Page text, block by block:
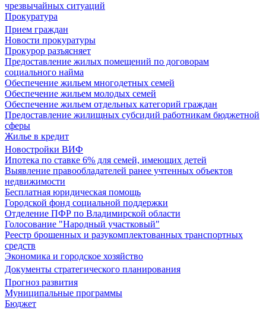
чрезвычайных ситуаций
Прокуратура
Прием граждан
Новости прокуратуры
Прокурор разъясняет
Предоставление жилых помещений по договорам
социального найма
Обеспечение жильем многодетных семей
Обеспечение жильем молодых семей
Обеспечение жильем отдельных категорий граждан
Предоставление жилищных субсидий работникам бюджетной
сферы
Жилье в кредит
Новостройки ВИФ
Ипотека по ставке 6% для семей, имеющих детей
Выявление правообладателей ранее учтенных объектов
недвижимости
Бесплатная юридическая помощь
Городской фонд социальной поддержки
Отделение ПФР по Владимирской области
Голосование "Народный участковый"
Реестр брошенных и разукомплектованных транспортных
средств
Экономика и городское хозяйство
Документы стратегического планирования
Прогноз развития
Муниципальные программы
Бюджет